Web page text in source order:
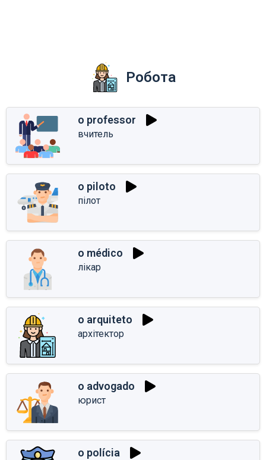
Робота
o professor
вчитель
o piloto
пілот
o médico
лікар
o arquiteto
архітектор
o advogado
юрист
o polícia